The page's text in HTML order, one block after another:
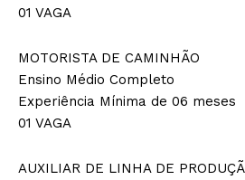
01 VAGA
MOTORISTA DE CAMINHÃO
Ensino Médio Completo
Experiência Mínima de 06 meses
01 VAGA
AUXILIAR DE LINHA DE